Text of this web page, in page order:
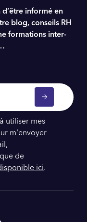
informé en
blog, conseils RH
formations inter-
utiliser mes
m'envoyer
de
ici.